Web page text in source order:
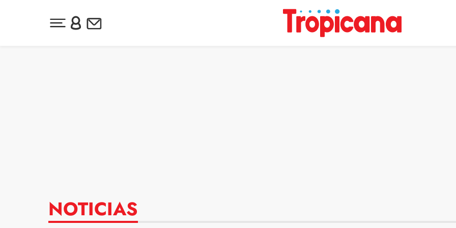
Desplegar menú principal
Inicia sesión o regístrate
Newsletter
NOTICIAS